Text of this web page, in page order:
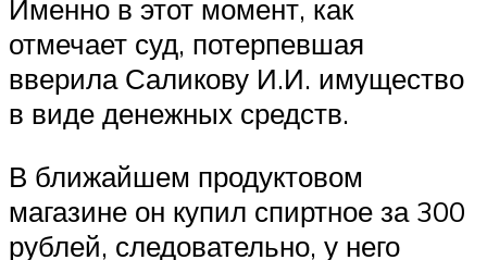
Именно в этот момент, как
отмечает суд, потерпевшая
вверила Саликову И.И. имущество
в виде денежных средств.
В ближайшем продуктовом
магазине он купил спиртное за 300
рублей, следовательно, у него